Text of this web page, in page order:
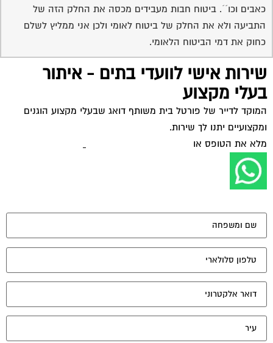
כאבים וכו´´. ביטוח חבות מעבידים מכסה את החלק הזה של
התביעה ולא את החלק של ביטוח לאומי ולכן אני ממליץ לשלם
כחוק את דמי הביטוח הלאומי.
שירות אישי לוועדי בתים - איתור
בעלי מקצוע
המוקד לדייר של פורטל בית משותף דואג שבעלי מקצוע הוגנים
ומקצועיים יתנו לך שירות.
מלא את הטופס אולחץ לשליחת הודעת ווצאפ